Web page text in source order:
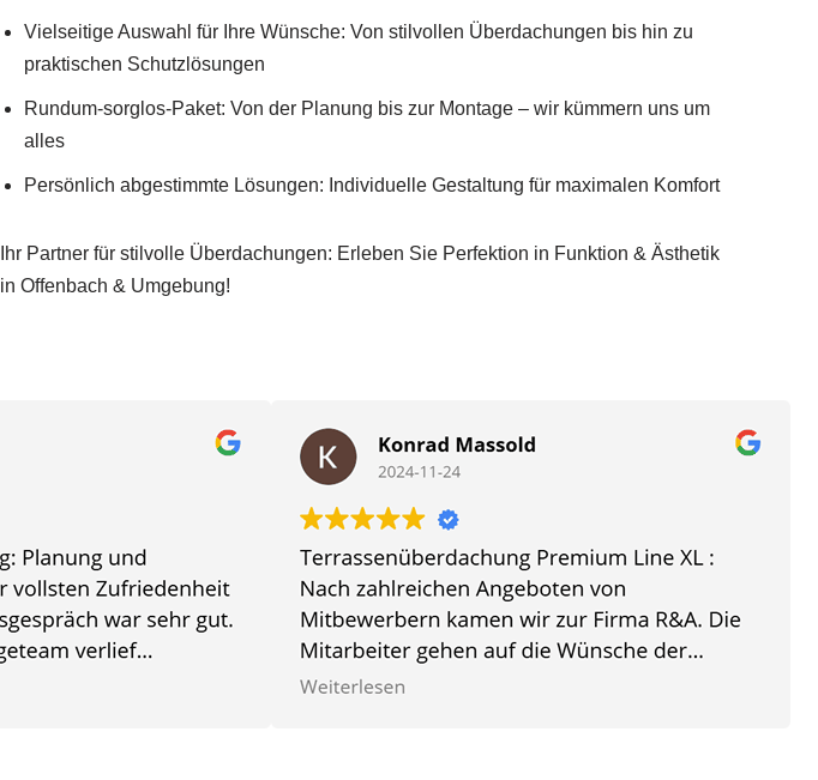
Vielseitige Auswahl für Ihre Wünsche: Von stilvollen Überdachungen bis hin zu
praktischen Schutzlösungen
Rundum-sorglos-Paket: Von der Planung bis zur Montage – wir kümmern uns um
alles
Persönlich abgestimmte Lösungen: Individuelle Gestaltung für maximalen Komfort
Ihr Partner für stilvolle Überdachungen: Erleben Sie Perfektion in Funktion & Ästhetik
in Offenbach & Umgebung!